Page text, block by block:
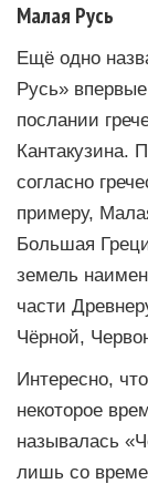
Малая Русь
Ещё одно
Русь»
послании
Кантакузина.
согласно
примеру,
Большая
земель
части
Чёрной,
Интересно,
некоторое
называлась
лишь со